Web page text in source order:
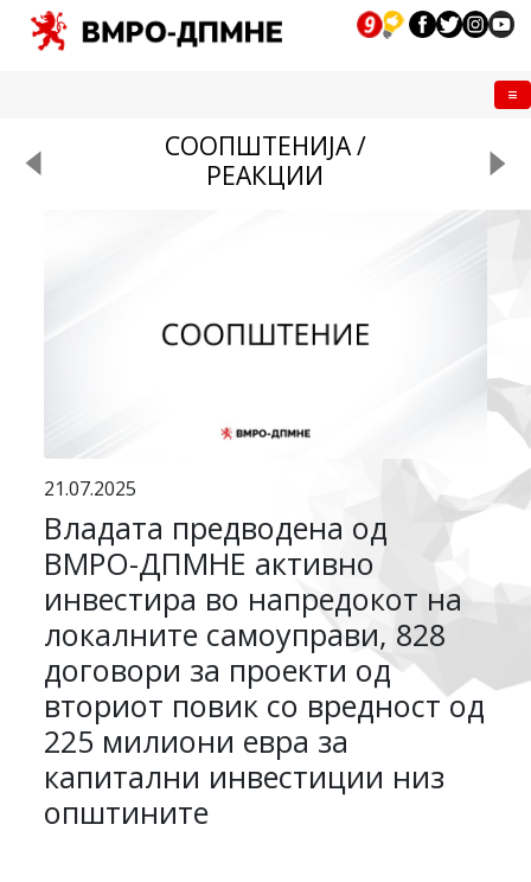
СООПШТЕНИЈА /
РЕАКЦИИ
21.07.2025
Владата предводена од
ВМРО-ДПМНЕ активно
инвестира во напредокот на
локалните самоуправи, 828
договори за проекти од
вториот повик со вредност од
225 милиони евра за
капитални инвестиции низ
општините